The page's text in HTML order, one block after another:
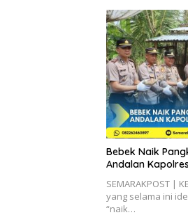
Bebek Naik
Andalan
SEMARAKPOST |
yang selama ini
“naik…